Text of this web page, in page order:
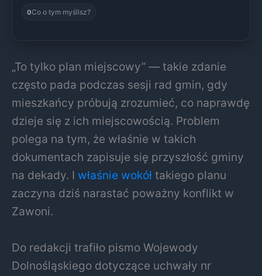
0Co o tym myślisz?
„To tylko plan miejscowy” — takie zdanie
często pada podczas sesji rad gmin, gdy
mieszkańcy próbują zrozumieć, co naprawdę
dzieje się z ich miejscowością. Problem
polega na tym, że właśnie w takich
dokumentach zapisuje się przyszłość gminy
na dekady. I właśnie wokół takiego planu
zaczyna dziś narastać poważny konflikt w
Zawoni.
Do redakcji trafiło pismo Wojewody
Dolnośląskiego dotyczące uchwały nr